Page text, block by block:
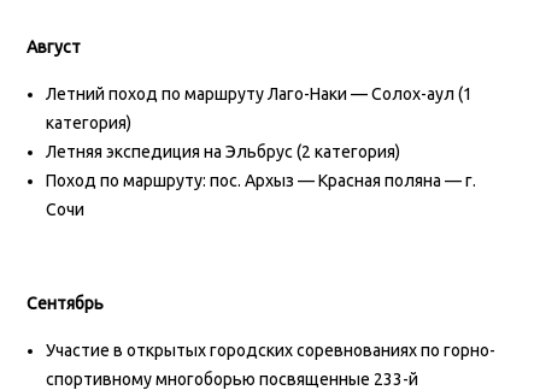
Август
Летний поход по маршруту Лаго-Наки — Солох-аул (1
категория)
Летняя экспедиция на Эльбрус (2 категория)
Поход по маршруту: пос. Архыз — Красная поляна — г.
Сочи
Сентябрь
Участие в открытых городских соревнованиях по горно-
спортивному многоборью посвященные 233-й